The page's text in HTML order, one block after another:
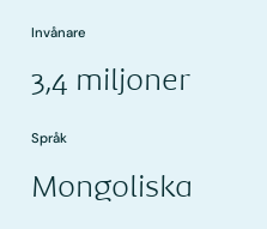
Invånare
3,4 miljoner
Språk
Mongoliska